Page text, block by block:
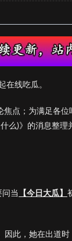
在线吃瓜。
点；为满足各
么)》的消息整
当 【今日大瓜】
此，她在出道